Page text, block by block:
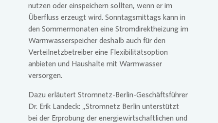
nutzen oder einspeichern sollten, wenn er im
Überfluss erzeugt wird. Sonntagsmittags kann in
den Sommermonaten eine Stromdirektheizung im
Warmwasserspeicher deshalb auch für den
Verteilnetzbetreiber eine Flexibilitätsoption
anbieten und Haushalte mit Warmwasser
versorgen.
Dazu erläutert Stromnetz-Berlin-Geschäftsführer
Dr. Erik Landeck: „Stromnetz Berlin unterstützt
bei der Erprobung der energiewirtschaftlichen und